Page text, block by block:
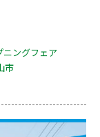
ニングフェア
市